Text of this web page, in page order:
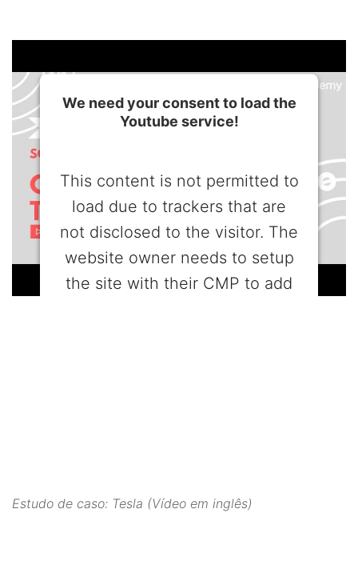
We need your consent to load the
Youtube service!
This content is not permitted to
load due to trackers that are
not disclosed to the visitor. The
website owner needs to setup
the site with their CMP to add
Estudo de caso: Tesla (Vídeo em inglês)